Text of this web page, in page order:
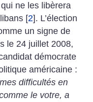
ne les libèrera
[2]. L’élection
un signe de
le 24 juillet 2008,
démocrate
américaine :
difficultés en
le votre, a